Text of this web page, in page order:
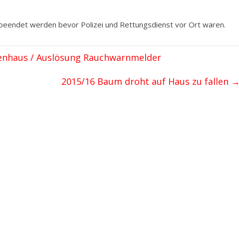
werden bevor Polizei und Rettungsdienst vor Ort waren.
/ Auslösung Rauchwarnmelder
2015/16 Baum droht auf Haus zu fallen →